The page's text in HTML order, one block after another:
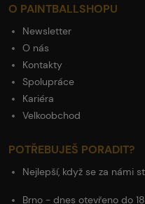
O PAINTBALLSHOPU
Newsletter
O nás
Kontakty
Spolupráce
Kariéra
Velkoobchod
POTŘEBUJEŠ PORADIT?
Nejlepší, když se za námi
Brno - dnes otevřeno do